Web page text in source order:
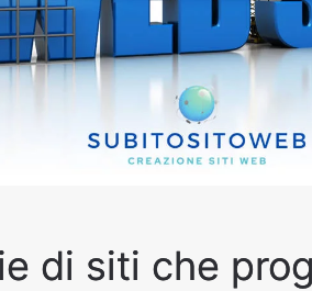
di siti che